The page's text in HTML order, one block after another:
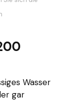
Wasser
gar